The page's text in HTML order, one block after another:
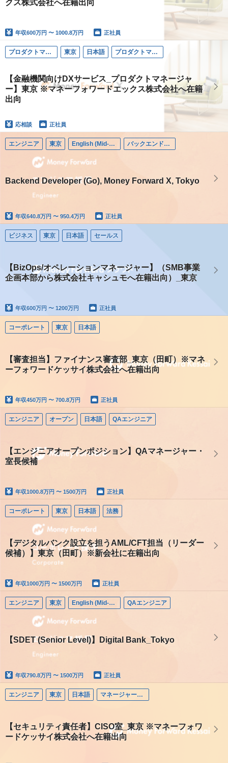
クス株式会社へ在籍出向
年収600万円 〜 1000.8万円 正社員
プロダクトマネージャー 東京 日本語 プロダクトマネージャー
【金融機関向けDXサービス_プロダクトマネージャ
ー】東京 ※マネーフォワードエックス株式会社へ在籍
出向
応相談 正社員
エンジニア 東京 English (Mid-career) バックエンドエンジニア
Backend Developer (Go), Money Forward X, Tokyo
年収640.8万円 〜 950.4万円 正社員
ビジネス 東京 日本語 セールス
【BizOps/オペレーションマネージャー】（SMB事業
企画本部から株式会社キャシュモへ在籍出向）_東京
年収600万円 〜 1200万円 正社員
コーポレート 東京 日本語
【審査担当】ファイナンス審査部_東京（田町）※マネ
ーフォワードケッサイ株式会社へ在籍出向
年収450万円 〜 700.8万円 正社員
エンジニア オープン 日本語 QAエンジニア
【エンジニアオープンポジション】QAマネージャー・
室長候補
年収1000.8万円 〜 1500万円 正社員
コーポレート 東京 日本語 法務
【デジタルバンク設立を担うAML/CFT担当（リーダー
候補）】東京（田町）※新会社に在籍出向
年収1000万円 〜 1500万円 正社員
エンジニア 東京 English (Mid-career) QAエンジニア
【SDET (Senior Level)】Digital Bank_Tokyo
年収790.8万円 〜 1500万円 正社員
エンジニア 東京 日本語 マネージャー（エンジニア）
【セキュリティ責任者】CISO室_東京 ※マネーフォワ
ードケッサイ株式会社へ在籍出向